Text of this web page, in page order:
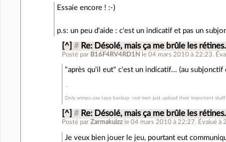
Essaie encore ! :-)
p.s: un peu d'aide : c'est un indicatif et pas un
[^] # Re: Désolé, mais ça me brûle les
Posté par B16F4RV4RD1N le 04 mars 2010 à 22:23.
"après qu'il eut" c'est un indicatif... (au subjonctif
Only wimps use tape backup: real men just upload their important
[^] # Re: Désolé, mais ça me brûle les
Posté parZarmakuizz le 04 mars 2010 à 22:27. Évalué à 2
Je veux bien jouer le jeu, pourtant eut